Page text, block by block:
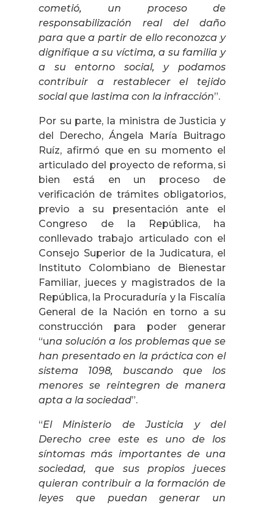
cometió, un proceso de
responsabilización real del daño
para que a partir de ello reconozca y
dignifique a su víctima, a su familia y
a su entorno social, y podamos
contribuir a restablecer el tejido
social que lastima con la infracción”.
Por su parte, la ministra de Justicia y
del Derecho, Ángela María Buitrago
Ruíz, afirmó que en su momento el
articulado del proyecto de reforma, si
bien está en un proceso de
verificación de trámites obligatorios,
previo a su presentación ante el
Congreso de la República, ha
conllevado trabajo articulado con el
Consejo Superior de la Judicatura, el
Instituto Colombiano de Bienestar
Familiar, jueces y magistrados de la
República, la Procuraduría y la Fiscalía
General de la Nación en torno a su
construcción para poder generar
“una solución a los problemas que se
han presentado en la práctica con el
sistema 1098, buscando que los
menores se reintegren de manera
apta a la sociedad”.
“El Ministerio de Justicia y del
Derecho cree este es uno de los
síntomas más importantes de una
sociedad, que sus propios jueces
quieran contribuir a la formación de
leyes que puedan generar un